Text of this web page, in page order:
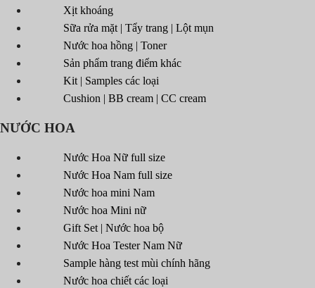
Xịt khoáng
Sữa rửa mặt | Tẩy trang | Lột mụn
Nước hoa hồng | Toner
Sản phẩm trang điểm khác
Kit | Samples các loại
Cushion | BB cream | CC cream
NƯỚC HOA
Nước Hoa Nữ full size
Nước Hoa Nam full size
Nước hoa mini Nam
Nước hoa Mini nữ
Gift Set | Nước hoa bộ
Nước Hoa Tester Nam Nữ
Sample hàng test mùi chính hãng
Nước hoa chiết các loại